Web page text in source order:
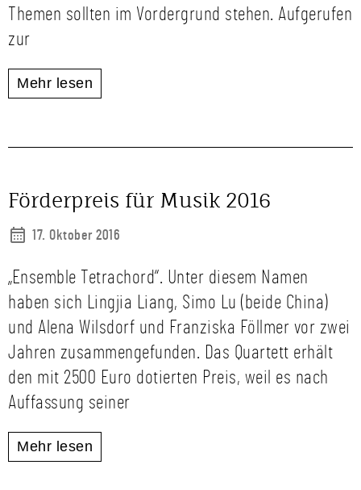
Themen sollten im Vordergrund stehen. Aufgerufen
zur
Mehr lesen
Förderpreis für Musik 2016
17. Oktober 2016
„Ensemble Tetrachord“. Unter diesem Namen
haben sich Lingjia Liang, Simo Lu (beide China)
und Alena Wilsdorf und Franziska Föllmer vor zwei
Jahren zusammengefunden. Das Quartett erhält
den mit 2500 Euro dotierten Preis, weil es nach
Auffassung seiner
Mehr lesen